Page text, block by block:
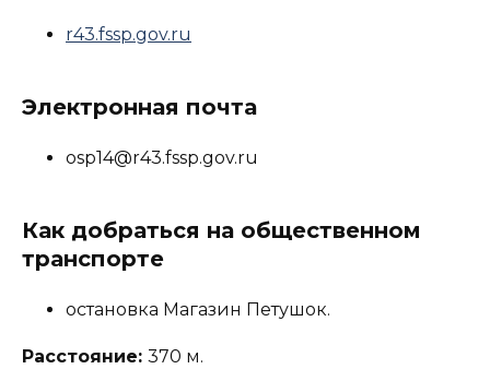
r43.fssp.gov.ru
Электронная почта
osp14@r43.fssp.gov.ru
Как добраться на общественном
транспорте
остановка Магазин Петушок.
Расстояние: 370 м.